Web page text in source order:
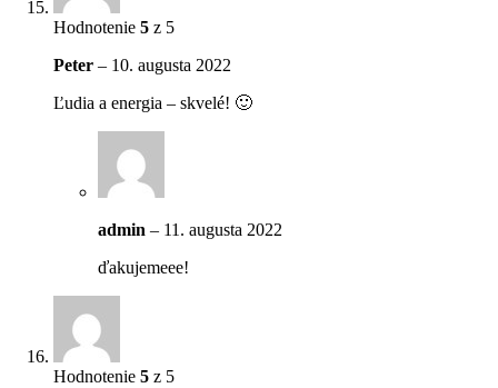
Hodnotenie 5 z 5
Peter – 10. augusta 2022
Ľudia a energia – skvelé! 🙂
admin – 11. augusta 2022
ďakujemeee!
Hodnotenie 5 z 5